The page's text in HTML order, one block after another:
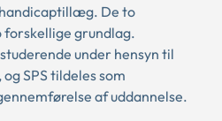
De to
grundlag.
under hensyn til
SPS tildeles som
af uddannelse.